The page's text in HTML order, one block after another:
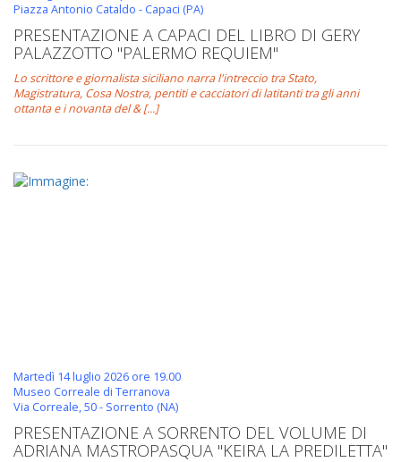
Piazza Antonio Cataldo - Capaci (PA)
PRESENTAZIONE A CAPACI DEL LIBRO DI GERY
PALAZZOTTO "PALERMO REQUIEM"
Lo scrittore e giornalista siciliano narra l'intreccio tra Stato,
Magistratura, Cosa Nostra, pentiti e cacciatori di latitanti tra gli anni
ottanta e i novanta del & [...]
Martedì 14 luglio 2026 ore 19.00
Museo Correale di Terranova
Via Correale, 50 - Sorrento (NA)
PRESENTAZIONE A SORRENTO DEL VOLUME DI
ADRIANA MASTROPASQUA "KEIRA LA PREDILETTA"